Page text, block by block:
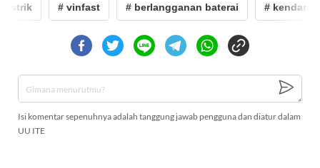
# vinfast # berlangganan baterai #
Isi komentar sepenuhnya adalah tanggung jawab pengguna dan diatur dalam
UU ITE